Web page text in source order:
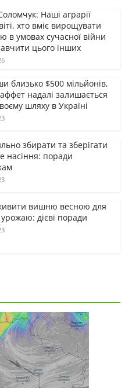
Наші аграрії
хто вміє вирощувати
в умовах сучасної війни
цього інших
близько $500 мільйонів,
надалі залишається
шляху в Україні
збирати та зберігати
насіння: поради
вишню весною для
дієві поради